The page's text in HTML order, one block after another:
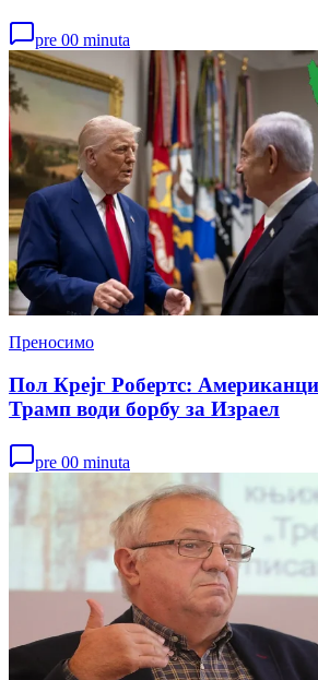
pre 00 minuta
Преносимо
Пол Крејг Робертс:
Трамп води борбу за Израел
pre 00 minuta